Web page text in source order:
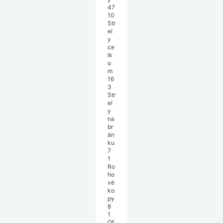
47
10
Str
el
y
ce
lk
o
m
16
3
Str
el
y
na
br
án
ku
7
1
Ro
ho
vé
ko
py
8
1